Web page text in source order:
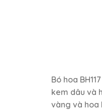
Bó hoa
kem dâu và
vàng và hoa